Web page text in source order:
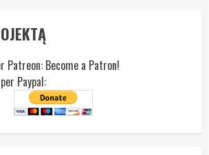
Patreon: Become a Patron!
Paypal: